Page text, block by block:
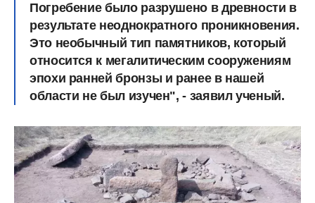
Погребение было разрушено в древности в
результате неоднократного проникновения.
Это необычный тип памятников, который
относится к мегалитическим сооружениям
эпохи ранней бронзы и ранее в нашей
области не был изучен", - заявил ученый.